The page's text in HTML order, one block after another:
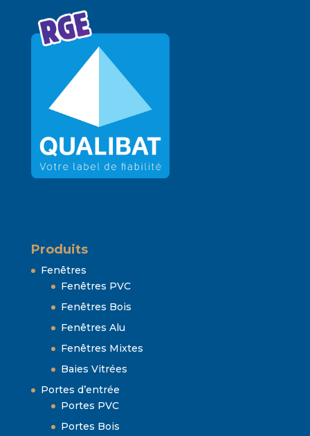
Produits
Fenêtres
Fenêtres PVC
Fenêtres Bois
Fenêtres Alu
Fenêtres Mixtes
Baies Vitrées
Portes d’entrée
Portes PVC
Portes Bois